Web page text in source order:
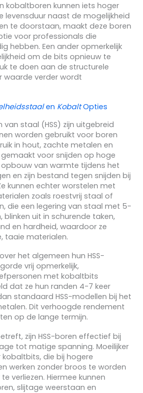
kobaltboren kunnen iets hoger
levensduur naast de mogelijkheid
te doorstaan, maakt deze boren
voor professionals die
hebben. Een ander opmerkelijk
om de bits opnieuw te
te doen aan de structurele
waarde verder wordt
en KobaltOpties
van staal (HSS) zijn uitgebreid
worden gebruikt voor boren
in hout, zachte metalen en
gemaakt voor snijden op hoge
opbouw van warmte tijdens het
en zijn bestand tegen snijden bij
kunnen echter worstelen met
zoals roestvrij staal of
die een legering van staal met 5-
uit in schurende taken,
en hardheid, waardoor ze
taaie materialen.
het algemeen hun HSS-
vrij opmerkelijk,
met kobaltbits
dat ze hun randen 4-7 keer
standaard HSS-modellen bij het
Dit verhoogde rendement
op de lange termijn.
zijn HSS-boren effectief bij
tot matige spanning. Moeilijker
die bij hogere
werken zonder broos te worden
verliezen. Hiermee kunnen
slijtage weerstaan en